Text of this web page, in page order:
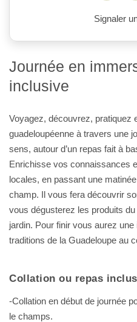
Journée en immersion culturelle all-
inclusive
Voyagez, découvrez, pratiquez
guadeloupéenne à travers une
sens, autour d’un repas fait à
Enrichisse vos connaissances
locales, en passant une
champ. Il vous fera découvrir
vous dégusterez les produits
jardin. Pour finir vous aurez
traditions de la Guadeloupe au
Collation ou repas
-Collation en début de journée
le champs.
Signaler